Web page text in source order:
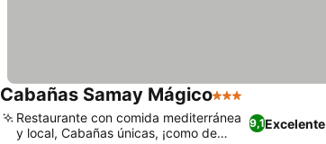
Cabañas Samay Mágico3 Estrellas
9,1Excelente
Restaurante con comida mediterránea
y local, Cabañas únicas, ¡como de